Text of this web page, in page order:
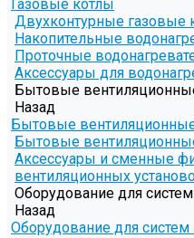
Газовые котлы
Двухконтурные газовые
Накопительные
Проточные
Аксессуары для
Бытовые
Назад
Бытовые
Бытовые
Аксессуары и сменные
вентиляционных
Оборудование для
Назад
Оборудование для систем